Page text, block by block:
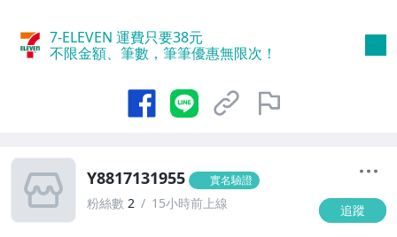
7-ELEVEN 運費只要38元
不限金額、筆數，筆筆優惠無限次！
Y8817131955 實名驗證
粉絲數 2 15小時前上線 追蹤